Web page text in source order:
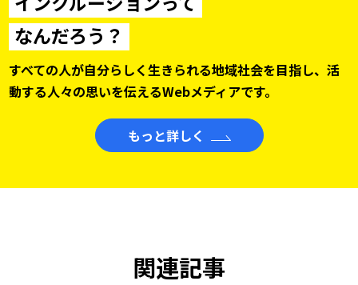
なんだろう？
すべての人が自分らしく生きられる地域社会を目指し、活
動する人々の思いを伝えるWebメディアです。
もっと詳しく
関連記事